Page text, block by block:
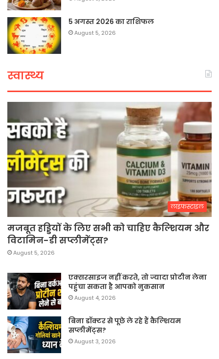
5 अगस्त 2026 का राशिफल
August 5, 2026
स्वास्थ्य
लाइफस्टाइल
मजबूत हड्डियों के लिए सभी को चाहिए कैल्शियम और
विटामिन-डी सप्लीमेंट्स?
August 5, 2026
एक्सरसाइज नहीं करते, तो ज्यादा प्रोटीन लेना
पहुंचा सकता है आपको नुकसान
August 4, 2026
बिना डॉक्टर से पूछे ले रहे हैं कैल्शियम
सप्लीमेंट्स?
August 3, 2026